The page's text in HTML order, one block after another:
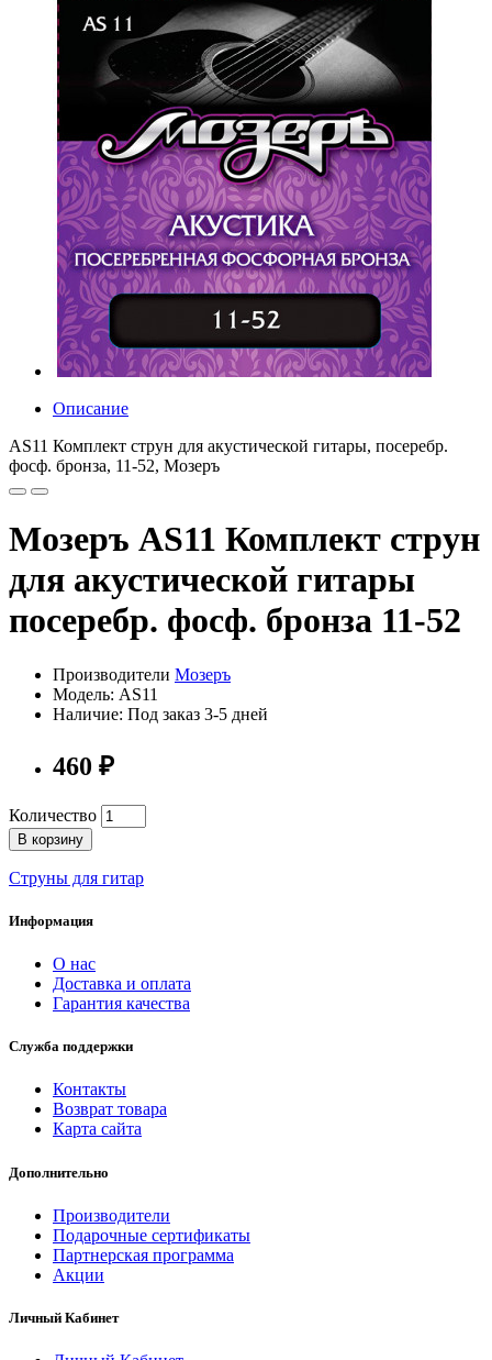
Описание
AS11 Комплект струн для акустической гитары, посеребр.
фосф. бронза, 11-52, Мозеръ
Мозеръ AS11 Комплект струн
для акустической гитары
посеребр. фосф. бронза 11-52
Производители Мозеръ
Модель: AS11
Наличие: Под заказ 3-5 дней
460 ₽
Количество
В корзину
Струны для гитар
Информация
О нас
Доставка и оплата
Гарантия качества
Служба поддержки
Контакты
Возврат товара
Карта сайта
Дополнительно
Производители
Подарочные сертификаты
Партнерская программа
Акции
Личный Кабинет